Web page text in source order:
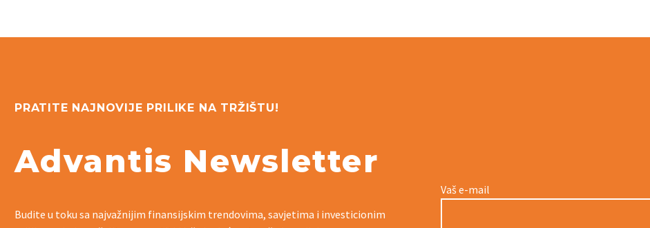
PRATITE NAJNOVIJE PRILIKE NA TRŽIŠTU!
Advantis Newsletter
Budite u toku sa najvažnijim finansijskim trendovima, savjetima i investicionim
Vaš e-mail